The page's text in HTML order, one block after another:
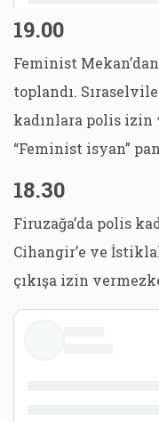
19.00
Feminist
toplandı.
kadınlara polis izin
“Feminist isyan”
18.30
Firuzağa’da polis
Cihangir’e ve
çıkışa izin